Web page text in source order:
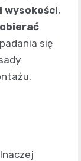
wysokości,
się